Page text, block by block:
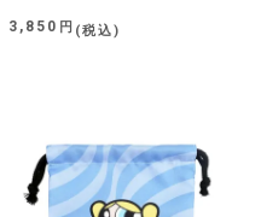
3,850 税込